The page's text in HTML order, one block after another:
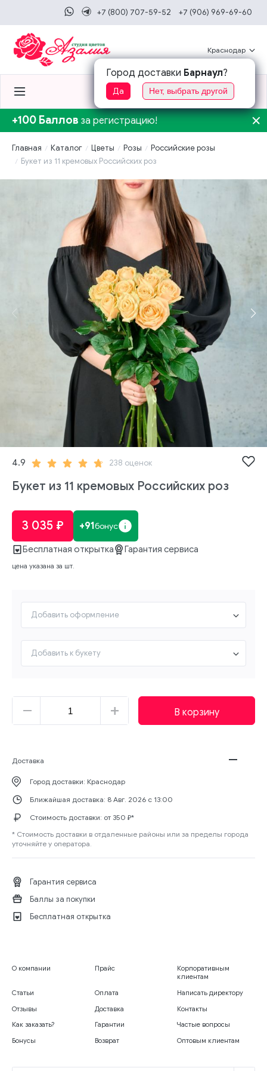
+7 (800) 707-59-52 +7 (906) 969-69-60
Краснодар
Город доставки Барнаул?
Да Нет, выбрать другой
0 0
+100 Баллов за регистрацию!
Главная Каталог Цветы Розы
Российские розы
Букет из 11 кремовых Российских роз
4.9 238 оценок
Букет из 11 кремовых Российских роз
3 035 ₽ 91бонус
Бесплатная открытка Гарантия сервиса
цена указана за шт.
Добавить оформление
Добавить к букету
В корзину
Доставка
Город доставки: Краснодар
Ближайшая доставка: 8 Авг. 2026 с 13:00
Стоимость доставки: от 350 ₽*
* Стоимость доставки в отдаленные районы или за пределы города
уточняйте у оператора.
Гарантия сервиса
Баллы за покупки
Бесплатная открытка